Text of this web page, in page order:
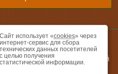
автономное
учреждение «Валуйский
Сайт использует «cookies» через
интернет-сервис для сбора
технических данных посетителей
с целью получения
статистической информации.